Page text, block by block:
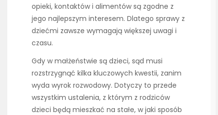
opieki, kontaktów i alimentów są zgodne z
jego najlepszym interesem. Dlatego sprawy z
dziećmi zawsze wymagają większej uwagi i
czasu.
Gdy w małżeństwie są dzieci, sąd musi
rozstrzygnąć kilka kluczowych kwestii, zanim
wyda wyrok rozwodowy. Dotyczy to przede
wszystkim ustalenia, z którym z rodziców
dzieci będą mieszkać na stałe, w jaki sposób